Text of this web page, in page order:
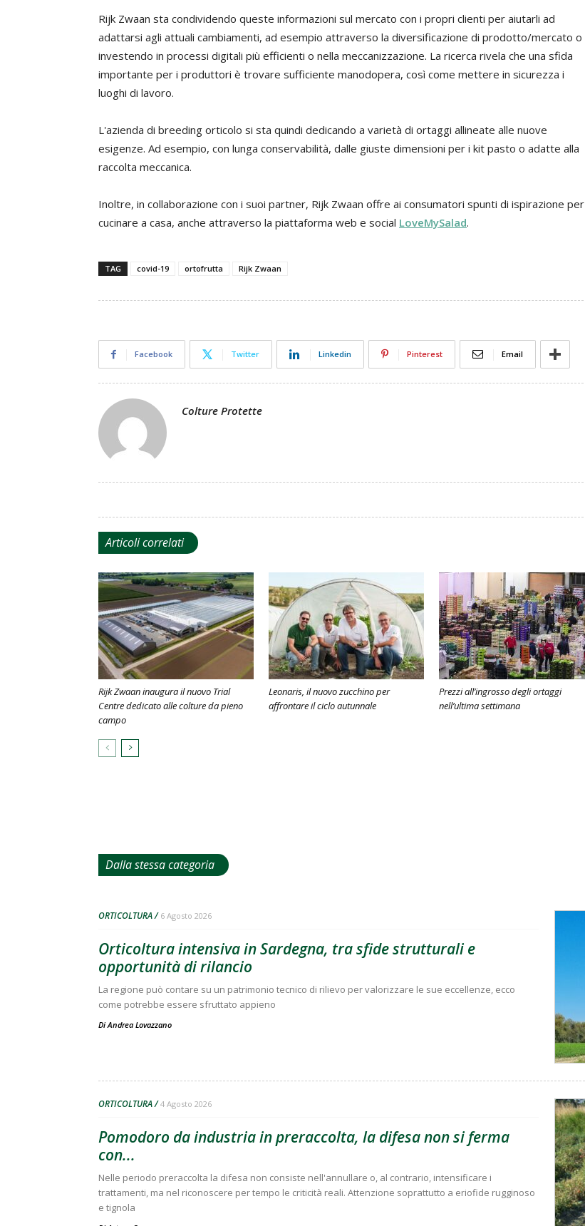
Rijk Zwaan sta condividendo queste informazioni sul mercato con i propri clienti per aiutarli ad
adattarsi agli attuali cambiamenti, ad esempio attraverso la diversificazione di prodotto/mercato o
investendo in processi digitali più efficienti o nella meccanizzazione. La ricerca rivela che una sfida
importante per i produttori è trovare sufficiente manodopera, così come mettere in sicurezza i
luoghi di lavoro.
L'azienda di breeding orticolo si sta quindi dedicando a varietà di ortaggi allineate alle nuove
esigenze. Ad esempio, con lunga conservabilità, dalle giuste dimensioni per i kit pasto o adatte alla
raccolta meccanica.
Inoltre, in collaborazione con i suoi partner, Rijk Zwaan offre ai consumatori spunti di ispirazione per
cucinare a casa, anche attraverso la piattaforma web e social LoveMySalad.
TAG covid-19 ortofrutta Rijk Zwaan
Facebook Twitter Linkedin Pinterest Email
Colture Protette
Articoli correlati
Rijk Zwaan inaugura il nuovo Trial
Centre dedicato alle colture da pieno
campo
Leonaris, il nuovo zucchino per
affrontare il ciclo autunnale
Prezzi all’ingrosso degli ortaggi
nell’ultima settimana
Dalla stessa categoria
ORTICOLTURA 6 Agosto 2026
Orticoltura intensiva in Sardegna, tra sfide strutturali e
opportunità di rilancio
La regione può contare su un patrimonio tecnico di rilievo per valorizzare le sue eccellenze, ecco
come potrebbe essere sfruttato appieno
DiAndrea Lovazzano
ORTICOLTURA 4 Agosto 2026
Pomodoro da industria in preraccolta, la difesa non si ferma
con...
Nelle periodo preraccolta la difesa non consiste nell'annullare o, al contrario, intensificare i
trattamenti, ma nel riconoscere per tempo le criticità reali. Attenzione soprattutto a eriofide rugginoso
e tignola